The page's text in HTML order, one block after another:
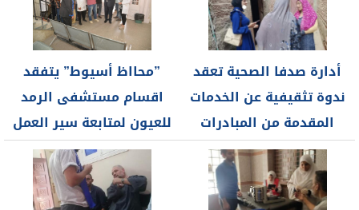
أدارة صدفا الصحية تعقد
ندوة تثقيفية عن الخدمات
المقدمة من المبادرات
الرئاسية...
”محااظ أسيوط” يتفقد
اقسام مستشفى الرمد
للعيون لمتابعة سير العمل
والوقوف على...